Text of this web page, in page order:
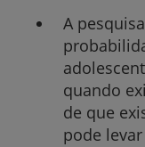
A
quando
de que
pode